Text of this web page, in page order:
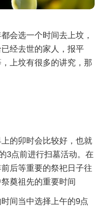
会选一个时间去上坟，
经去世的家人，报平
上坟有很多的讲究，那
的卯时会比较好，也就
3点前进行扫墓活动。在
后等重要的祭祀日子往
奠祖先的重要时间
间当中选择上午的9点